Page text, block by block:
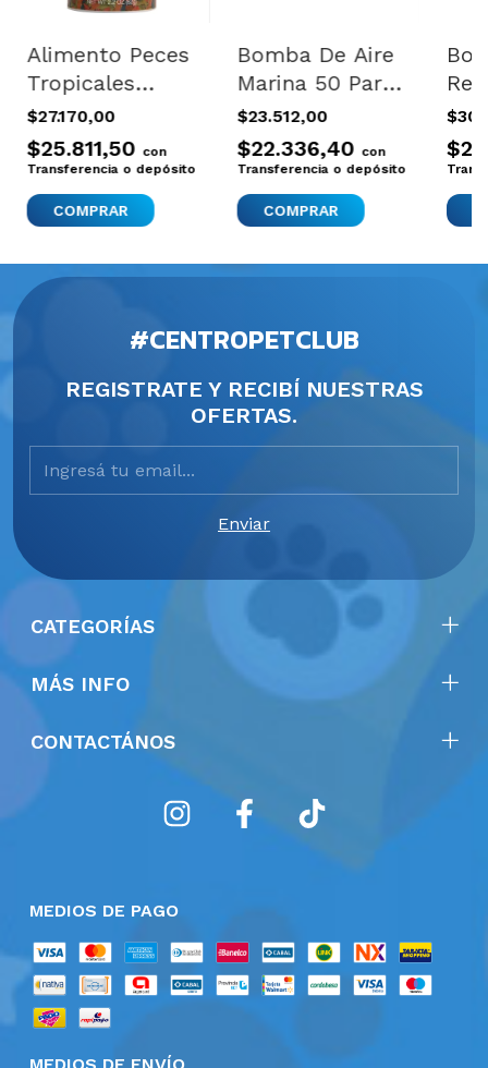
Alimento Peces
Tropicales
Acuario Pecera
Tetra Min 62g
$27.170,00
$25.811,50 con
Transferencia o depósito
Bomba De Aire
Marina 50 Para
Acuarios Hasta
60 Litros
Silenciosa
$23.512,00
$22.336,40 con
Transferencia o depósito
2.5l
#CENTROPETCLUB
REGISTRATE Y RECIBÍ NUESTRAS
OFERTAS.
CATEGORÍAS
MÁS INFO
CONTACTÁNOS
MEDIOS DE PAGO
MEDIOS DE ENVÍO